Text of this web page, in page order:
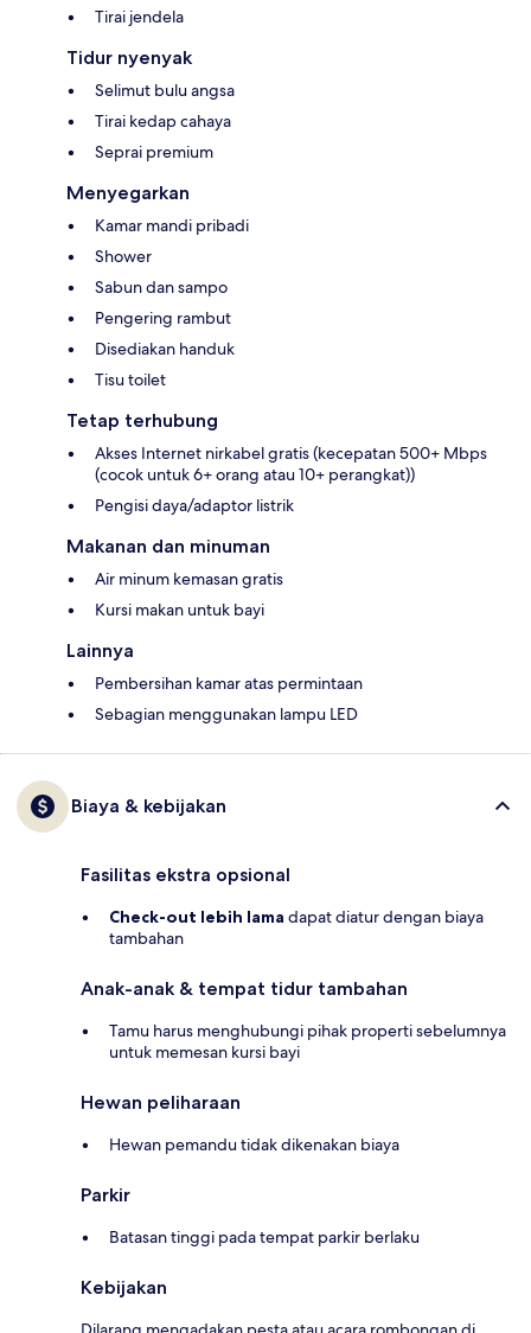
Tirai jendela
Tidur nyenyak
Selimut bulu angsa
Tirai kedap cahaya
Seprai premium
Menyegarkan
Kamar mandi pribadi
Shower
Sabun dan sampo
Pengering rambut
Disediakan handuk
Tisu toilet
Tetap terhubung
Akses Internet nirkabel gratis (kecepatan 500+ Mbps
(cocok untuk 6+ orang atau 10+ perangkat))
Pengisi daya/adaptor listrik
Makanan dan minuman
Air minum kemasan gratis
Kursi makan untuk bayi
Lainnya
Pembersihan kamar atas permintaan
Sebagian menggunakan lampu LED
Biaya & kebijakan
Fasilitas ekstra opsional
Check-out lebih lama dapat diatur dengan biaya
tambahan
Anak-anak & tempat tidur tambahan
Tamu harus menghubungi pihak properti sebelumnya
untuk memesan kursi bayi
Hewan peliharaan
Hewan pemandu tidak dikenakan biaya
Parkir
Batasan tinggi pada tempat parkir berlaku
Kebijakan